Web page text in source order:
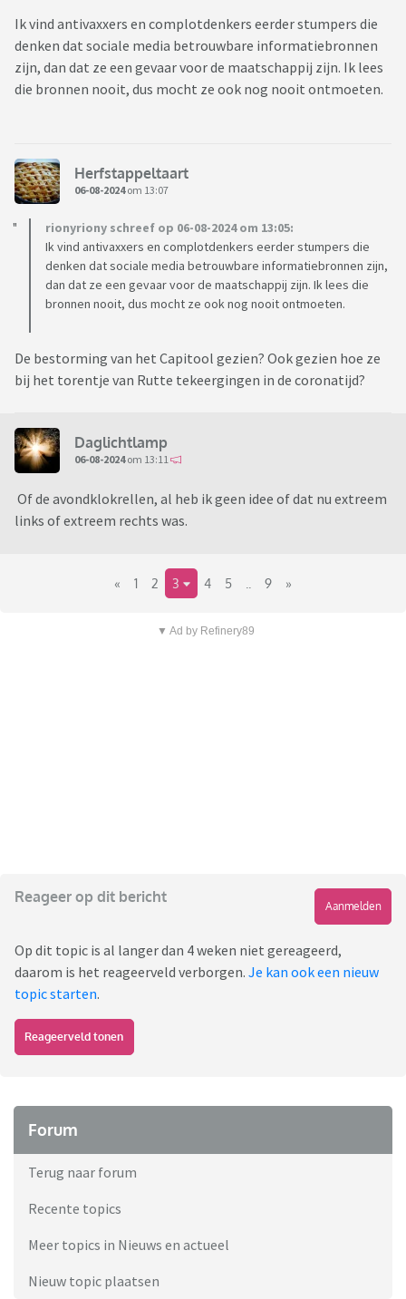
Ik vind antivaxxers en complotdenkers eerder stumpers die
denken dat sociale media betrouwbare informatiebronnen
zijn, dan dat ze een gevaar voor de maatschappij zijn. Ik lees
die bronnen nooit, dus mocht ze ook nog nooit ontmoeten.
Herfstappeltaart
06-08-2024om 13:07
rionyriony schreef op 06-08-2024 om 13:05:
Ik vind antivaxxers en complotdenkers eerder stumpers die
denken dat sociale media betrouwbare informatiebronnen zijn,
dan dat ze een gevaar voor de maatschappij zijn. Ik lees die
bronnen nooit, dus mocht ze ook nog nooit ontmoeten.
De bestorming van het Capitool gezien? Ook gezien hoe ze
bij het torentje van Rutte tekeergingen in de coronatijd?
Daglichtlamp
06-08-2024om 13:11
Of de avondklokrellen, al heb ik geen idee of dat nu extreem
links of extreem rechts was.
« 1 2 3 4 5 9 »
▼ Ad by Refinery89
Reageer op dit bericht
Aanmelden
Op dit topic is al langer dan 4 weken niet gereageerd,
daarom is het reageerveld verborgen. Je kan ook een nieuw
topic starten.
Reageerveld tonen
Forum
Terug naar forum
Recente topics
Meer topics in Nieuws en actueel
Nieuw topic plaatsen